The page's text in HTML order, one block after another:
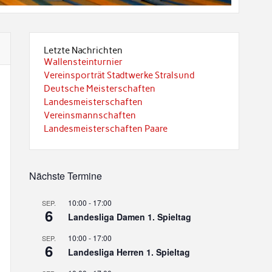
Letzte Nachrichten
Wallensteinturnier
Vereinsporträt Stadtwerke Stralsund
Deutsche Meisterschaften
Landesmeisterschaften
Vereinsmannschaften
Landesmeisterschaften Paare
Nächste Termine
SEP.
6
10:00 - 17:00
Landesliga Damen 1. Spieltag
SEP.
6
10:00 - 17:00
Landesliga Herren 1. Spieltag